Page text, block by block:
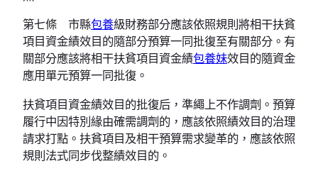
第七條 市縣包養級財務部分應該依照規則將相干扶貧
項目資金績效目的隨部分預算一同批復至有關部分。有
關部分應該將相干扶貧項目資金績包養妹效目的隨資金
應用單元預算一同批復。
扶貧項目資金績效目的批復后，準繩上不作調劑。預算
履行中因特別緣由確需調劑的，應該依照績效目的治理
請求打點。扶貧項目及相干預算需求變革的，應該依照
規則法式同步伐整績效目的。